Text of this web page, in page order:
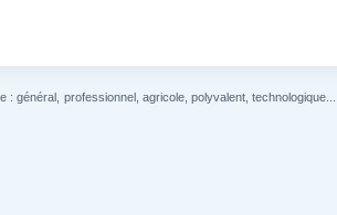
général, professionnel, agricole, polyvalent, technologique...